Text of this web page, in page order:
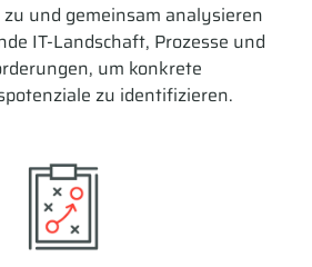
und gemeinsam analysieren
IT-Landschaft, Prozesse und
um konkrete
zu identifizieren.